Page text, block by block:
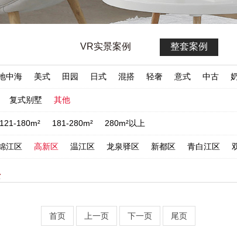
VR实景案例 整套案例
中海 美式 田园 日式 混搭 轻奢 意式 中古
复式别墅 其他
121-180m² 181-280m² 280m²以上
江区 高新区 温江区 龙泉驿区 新都区 青白江区
首页 上一页 下一页 尾页